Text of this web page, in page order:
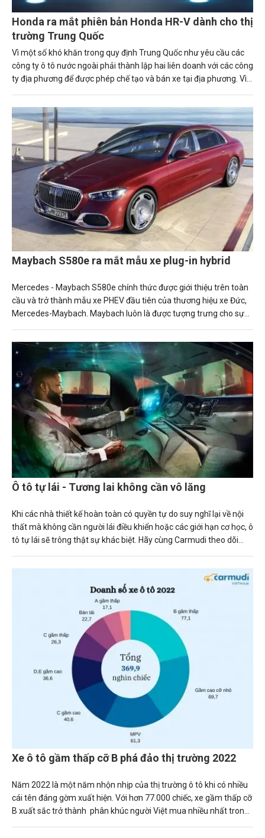
Honda ra mắt phiên bản Honda HR-V dành cho thị
trường Trung Quốc
Vì một số khó khăn trong quy định Trung Quốc như yêu cầu các
công ty ô tô nước ngoài phải thành lập hai liên doanh với các công
ty địa phương để được phép chế tạo và bán xe tại địa phương. Vì
Maybach S580e ra mắt mẫu xe plug-in hybrid
Mercedes - Maybach S580e chính thức được giới thiệu trên toàn
cầu và trở thành mẫu xe PHEV đầu tiên của thương hiệu xe Đức,
Mercedes-Maybach. Maybach luôn là được tượng trưng cho sự
cánh.
Ô tô tự lái - Tương lai không cần vô lăng
Khi các nhà thiết kế hoàn toàn có quyền tự do suy nghĩ lại về nội
thất mà không cần người lái điều khiển hoặc các giới hạn cơ học, ô
tô tự lái sẽ trông thật sự khác biệt. Hãy cùng Carmudi theo dõi
Xe ô tô gầm thấp cỡ B phá đảo thị trường 2022
Năm 2022 là một năm nhộn nhịp của thị trường ô tô khi có nhiều
cái tên đáng gờm xuất hiện. Với hơn 77.000 chiếc, xe gầm thấp cỡ
B xuất sắc trở thành phân khúc người Việt mua nhiều nhất trong